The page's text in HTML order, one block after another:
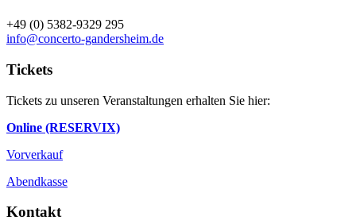
+49 (0) 5382-9329 295
info@concerto-gandersheim.de
Tickets
Tickets zu unseren Veranstaltungen erhalten Sie hier:
Online (RESERVIX)
Vorverkauf
Abendkasse
Kontakt